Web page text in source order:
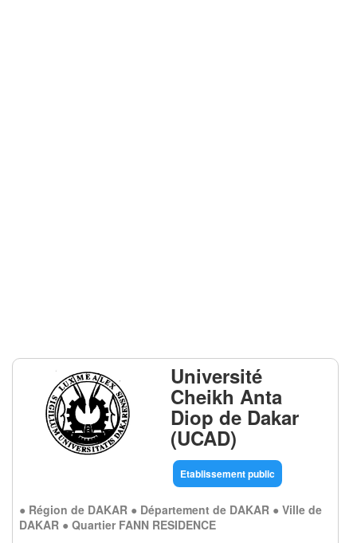
Université
Cheikh Anta
Diop de Dakar
(UCAD)
Etablissement public
● Région de DAKAR ● Département de DAKAR ● Ville de
DAKAR ● Quartier FANN RESIDENCE